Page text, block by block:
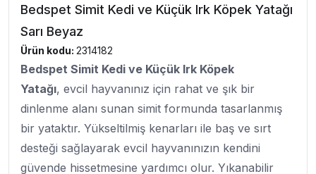
Bedspet Simit Kedi ve Küçük Irk Köpek Yatağı
Sarı Beyaz
Ürün kodu: 2314182
Bedspet Simit Kedi ve Küçük Irk Köpek
Yatağı, evcil hayvanınız için rahat ve şık bir
dinlenme alanı sunan simit formunda tasarlanmış
bir yataktır. Yükseltilmiş kenarları ile baş ve sırt
desteği sağlayarak evcil hayvanınızın kendini
güvende hissetmesine yardımcı olur. Yıkanabilir